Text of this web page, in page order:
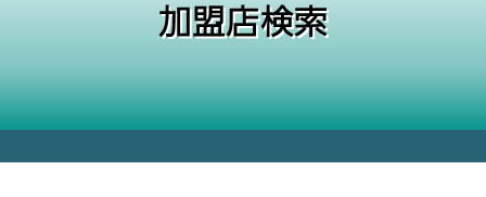
プ
加盟店検索